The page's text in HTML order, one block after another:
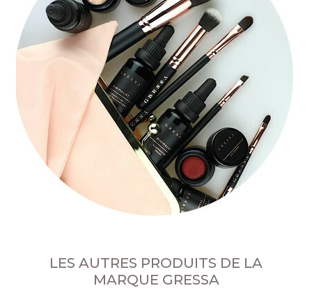
LES AUTRES PRODUITS DE LA
MARQUE GRESSA